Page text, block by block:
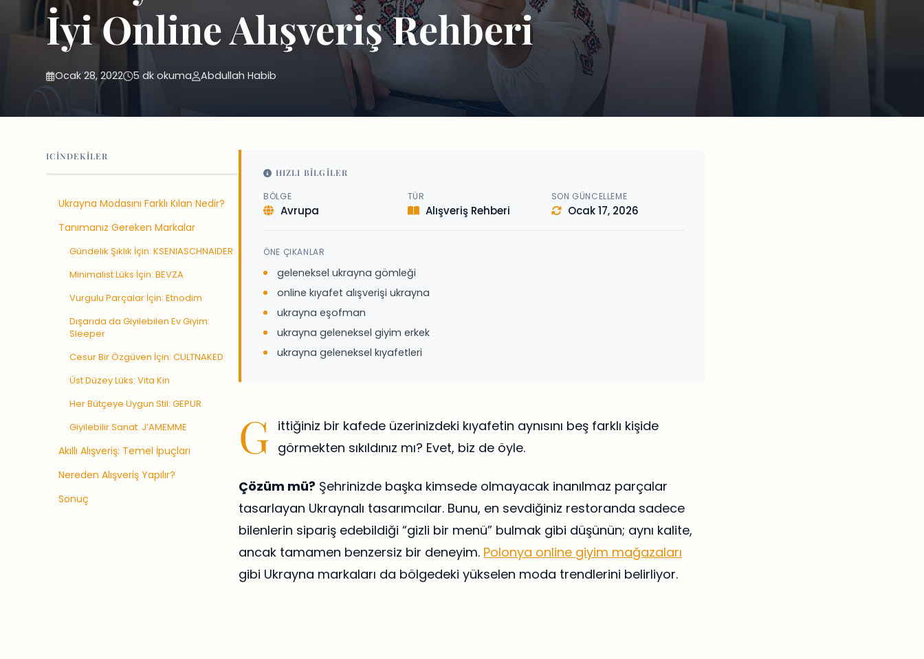
İyi Online Alışveriş Rehberi
Ocak 28, 2022 5 dk okuma Abdullah Habib
ICINDEKILER
Ukrayna Modasını Farklı Kılan Nedir?
Tanımanız Gereken Markalar
Gündelik Şıklık İçin: KSENIASCHNAIDER
Minimalist Lüks İçin: BEVZA
Vurgulu Parçalar İçin: Etnodim
Dışarıda da Giyilebilen Ev Giyim:
Sleeper
Cesur Bir Özgüven İçin: CULTNAKED
Üst Düzey Lüks: Vita Kin
Her Bütçeye Uygun Stil: GEPUR
Giyilebilir Sanat: J’AMEMME
Akıllı Alışveriş: Temel İpuçları
Nereden Alışveriş Yapılır?
Sonuç
HIZLI BILGILER
BÖLGE
Avrupa
TÜR
Alışveriş Rehberi
SON GÜNCELLEME
Ocak 17, 2026
ÖNE ÇIKANLAR
geleneksel ukrayna gömleği
online kıyafet alışverişi ukrayna
ukrayna eşofman
ukrayna geleneksel giyim erkek
ukrayna geleneksel kıyafetleri
G ittiğiniz bir kafede üzerinizdeki kıyafetin aynısını beş farklı kişide
görmekten sıkıldınız mı? Evet, biz de öyle.
Çözüm mü? Şehrinizde başka kimsede olmayacak inanılmaz parçalar
tasarlayan Ukraynalı tasarımcılar. Bunu, en sevdiğiniz restoranda sadece
bilenlerin sipariş edebildiği “gizli bir menü” bulmak gibi düşünün; aynı kalite,
ancak tamamen benzersiz bir deneyim. Polonya online giyim mağazaları
gibi Ukrayna markaları da bölgedeki yükselen moda trendlerini belirliyor.